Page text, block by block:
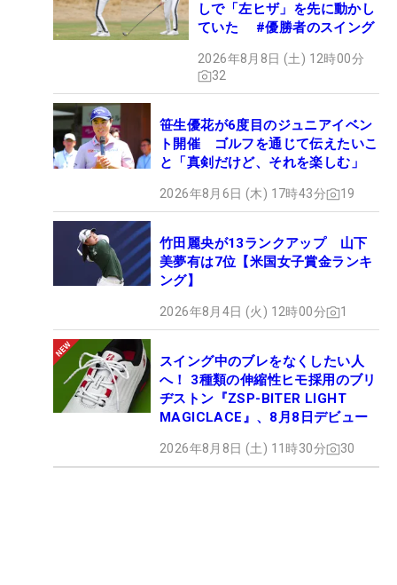
しで「左ヒザ」を先に動かし
ていた #優勝者のスイング
2026年8月8日 (土) 12時00分
32
笹生優花が6度目のジュニアイベン
ト開催 ゴルフを通じて伝えたいこ
と「真剣だけど、それを楽しむ」
2026年8月6日 (木) 17時43分 19
竹田麗央が13ランクアップ 山下
美夢有は7位【米国女子賞金ランキ
ング】
2026年8月4日 (火) 12時00分 1
スイング中のブレをなくしたい人
へ！ 3種類の伸縮性ヒモ採用のブリ
ヂストン『ZSP-BITER LIGHT
MAGICLACE』、8月8日デビュー
2026年8月8日 (土) 11時30分 30